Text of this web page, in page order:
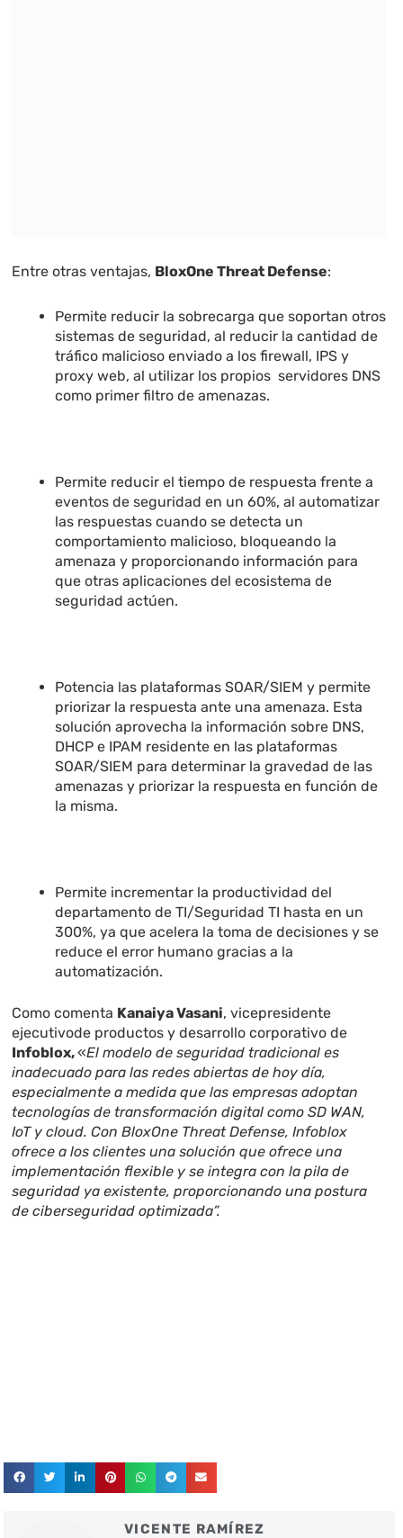
Entre otras ventajas, BloxOne Threat Defense:
Permite reducir la sobrecarga que soportan otros
sistemas de seguridad, al reducir la cantidad de
tráfico malicioso enviado a los firewall, IPS y
proxy web, al utilizar los propios servidores DNS
como primer filtro de amenazas.
Permite reducir el tiempo de respuesta frente a
eventos de seguridad en un 60%, al automatizar
las respuestas cuando se detecta un
comportamiento malicioso, bloqueando la
amenaza y proporcionando información para
que otras aplicaciones del ecosistema de
seguridad actúen.
Potencia las plataformas SOAR/SIEM y permite
priorizar la respuesta ante una amenaza. Esta
solución aprovecha la información sobre DNS,
DHCP e IPAM residente en las plataformas
SOAR/SIEM para determinar la gravedad de las
amenazas y priorizar la respuesta en función de
la misma.
Permite incrementar la productividad del
departamento de TI/Seguridad TI hasta en un
300%, ya que acelera la toma de decisiones y se
reduce el error humano gracias a la
automatización.
Como comenta Kanaiya Vasani, vicepresidente
ejecutivode productos y desarrollo corporativo de
Infoblox,«El modelo de seguridad tradicional es
inadecuado para las redes abiertas de hoy día,
especialmente a medida que las empresas adoptan
tecnologías de transformación digital como SD WAN,
IoT y cloud. Con BloxOne Threat Defense, Infoblox
ofrece a los clientes una solución que ofrece una
implementación flexible y se integra con la pila de
seguridad ya existente, proporcionando una postura
de ciberseguridad optimizada”.
VICENTE RAMÍREZ